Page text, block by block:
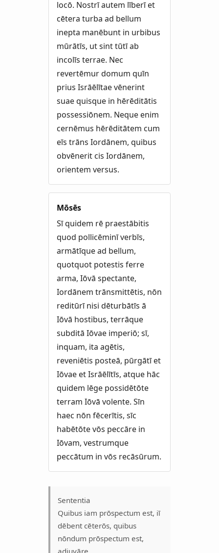
locō. Nostrī autem līberī et
cētera turba ad bellum
inepta manēbunt in urbibus
mūrātīs, ut sint tūtī ab
incolīs terrae. Nec
revertēmur domum quīn
prius Isrāēlītae vēnerint
suae quisque in hērēditātis
possessiōnem. Neque enim
cernēmus hērēditātem cum
eīs trāns Iordānem, quibus
obvēnerit cis Iordānem,
orientem versus.
Mōsēs
Sī quidem rē praestābitis
quod pollicēminī verbīs,
armātīque ad bellum,
quotquot potestis ferre
arma, Iōvā spectante,
Iordānem trānsmittētis, nōn
reditūrī nisi dēturbātīs ā
Iōvā hostibus, terrāque
subditā Iōvae imperiō; sī,
inquam, ita agētis,
reveniētis posteā, pūrgātī et
Iōvae et Isrāēlītīs, atque hāc
quidem lēge possidētōte
terram Iōvā volente. Sīn
haec nōn fēcerītis, sīc
habētōte vōs peccāre in
Iōvam, vestrumque
peccātum in vōs recāsūrum.
Sententia
Quibus iam prōspectum est, iī
dēbent cēterōs, quibus
nōndum prōspectum est,